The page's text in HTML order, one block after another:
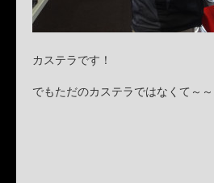
カステラです！
でもただのカステラではなくて～～